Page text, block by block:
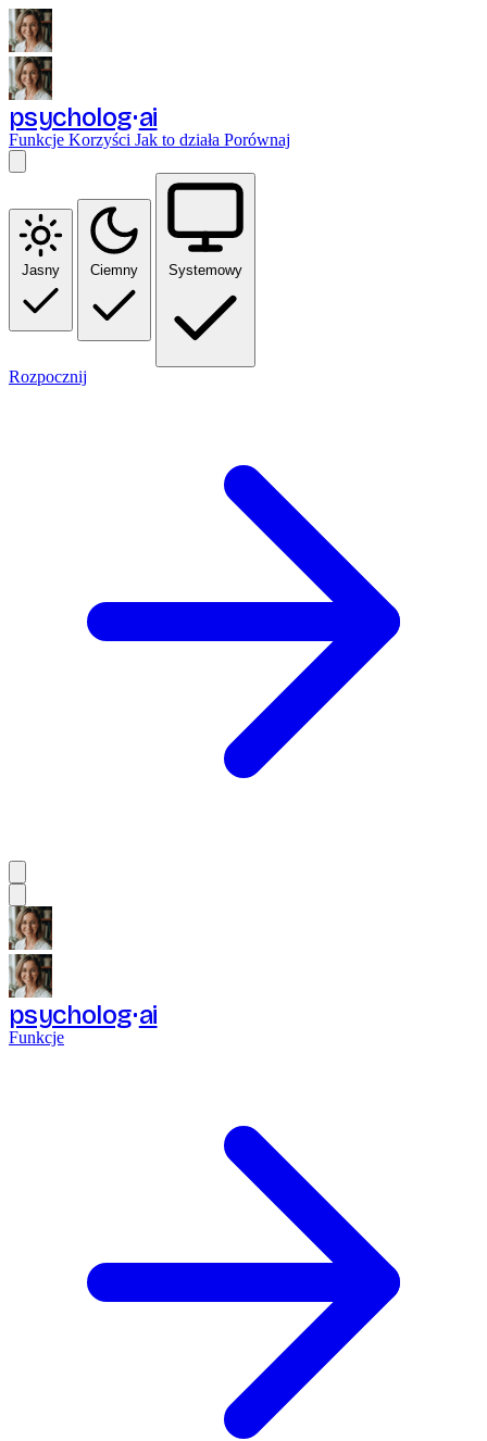
psycholog ai
Funkcje Korzyści Jak to działa Porównaj
Jasny Ciemny Systemowy
Rozpocznij
psycholog ai
Funkcje